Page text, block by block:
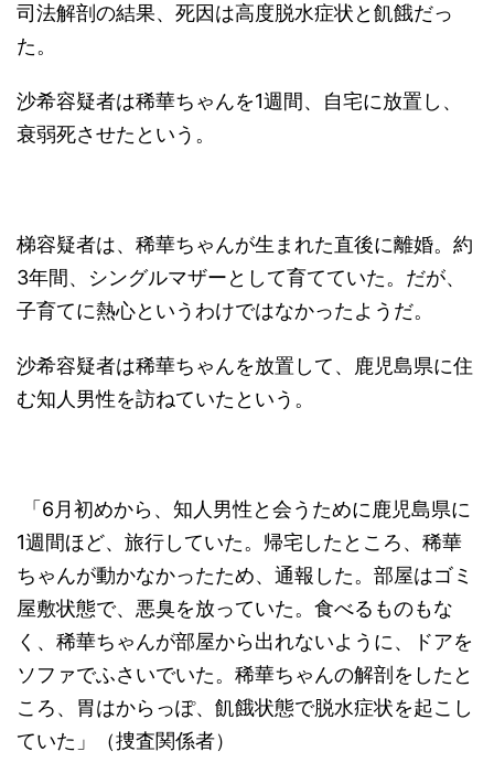
司法解剖の結果、死因は高度脱水症状と飢餓だっ
た。
沙希容疑者は稀華ちゃんを1週間、自宅に放置し、
衰弱死させたという。
梯容疑者は、稀華ちゃんが生まれた直後に離婚。約
3年間、シングルマザーとして育てていた。だが、
子育てに熱心というわけではなかったようだ。
沙希容疑者は稀華ちゃんを放置して、鹿児島県に住
む知人男性を訪ねていたという。
「6月初めから、知人男性と会うために鹿児島県に
1週間ほど、旅行していた。帰宅したところ、稀華
ちゃんが動かなかったため、通報した。部屋はゴミ
屋敷状態で、悪臭を放っていた。食べるものもな
く、稀華ちゃんが部屋から出れないように、ドアを
ソファでふさいでいた。稀華ちゃんの解剖をしたと
ころ、胃はからっぽ、飢餓状態で脱水症状を起こし
ていた」（捜査関係者）